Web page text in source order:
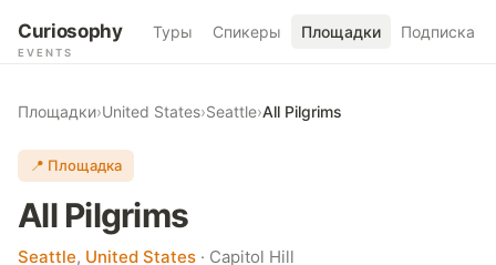
Curiosophy
EVENTS
Туры Спикеры Площадки Подписка
Площадки›United States›Seattle›All Pilgrims
📍 Площадка
All Pilgrims
Seattle, United States · Capitol Hill